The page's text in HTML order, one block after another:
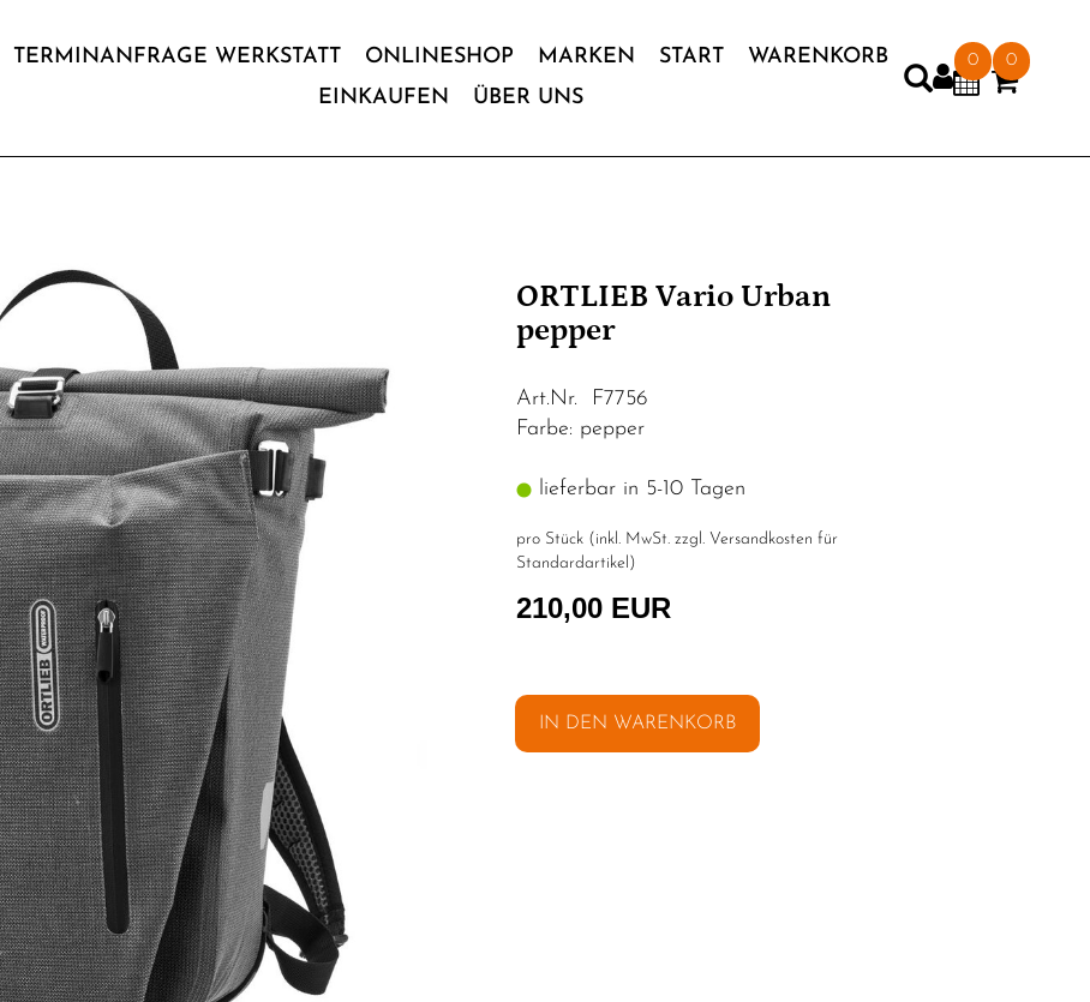
TERMINANFRAGE WERKSTATT ONLINESHOP MARKEN START
WARENKORB
EINKAUFEN
ÜBER UNS
0 0
ORTLIEB Vario Urban
pepper
Art.Nr. F7756
Farbe: pepper
lieferbar in 5-10 Tagen
pro Stück (inkl. MwSt. zzgl. Versandkosten für
Standardartikel )
210,00 EUR
IN DEN WARENKORB